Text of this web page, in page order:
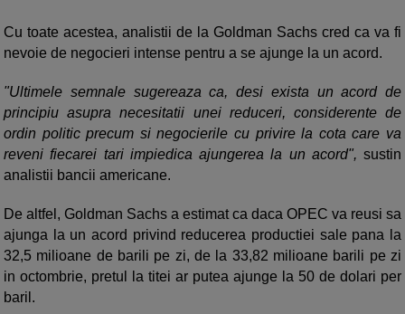
Cu toate acestea, analistii de la Goldman Sachs cred ca va fi
nevoie de negocieri intense pentru a se ajunge la un acord.
"Ultimele semnale sugereaza ca, desi exista un acord de
principiu asupra necesitatii unei reduceri, considerente de
ordin politic precum si negocierile cu privire la cota care va
reveni fiecarei tari impiedica ajungerea la un acord", sustin
analistii bancii americane.
De altfel, Goldman Sachs a estimat ca daca OPEC va reusi sa
ajunga la un acord privind reducerea productiei sale pana la
32,5 milioane de barili pe zi, de la 33,82 milioane barili pe zi
in octombrie, pretul la titei ar putea ajunge la 50 de dolari per
baril.